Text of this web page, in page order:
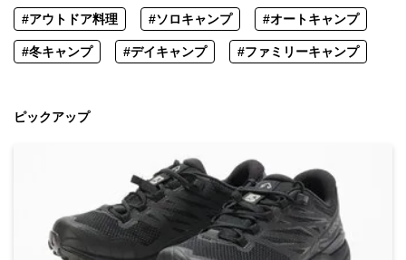
#アウトドア料理 #ソロキャンプ #オートキャンプ
#冬キャンプ #デイキャンプ #ファミリーキャンプ
ピックアップ